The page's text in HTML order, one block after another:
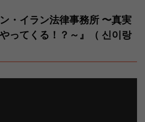
・イラン法律事務所 〜真実
ってくる！？～』（ 신이랑